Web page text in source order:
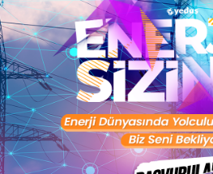
İşveren
Toptalent Marka ve İnsan Kaynakları
Olarak 11 / 11 / 2024 - 10 / 11 / 2027 tarihleri